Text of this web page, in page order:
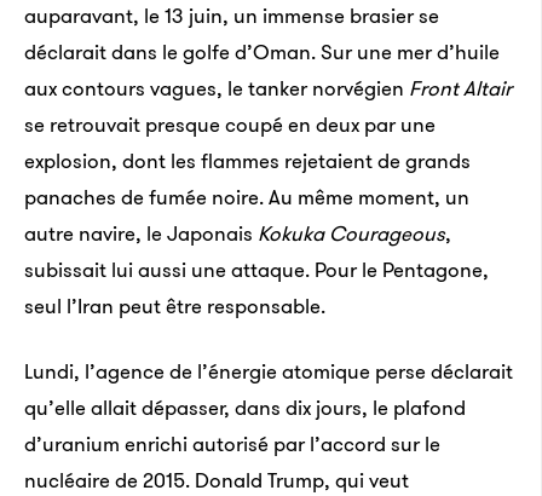
auparavant, le 13 juin, un immense brasier se
déclarait dans le golfe d’Oman. Sur une mer d’huile
aux contours vagues, le tanker norvégien Front Altair
se retrouvait presque coupé en deux par une
explosion, dont les flammes rejetaient de grands
panaches de fumée noire. Au même moment, un
autre navire, le Japonais Kokuka Courageous,
subissait lui aussi une attaque. Pour le Pentagone,
seul l’Iran peut être responsable.
Lundi, l’agence de l’énergie atomique perse déclarait
qu’elle allait dépasser, dans dix jours, le plafond
d’uranium enrichi autorisé par l’accord sur le
nucléaire de 2015. Donald Trump, qui veut